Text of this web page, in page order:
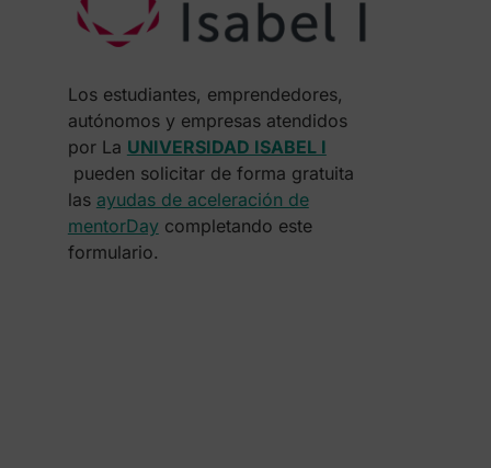
Los estudiantes, emprendedores,
autónomos y empresas atendidos
por La UNIVERSIDAD ISABEL I
pueden solicitar de forma gratuita
las ayudas de aceleración de
mentorDaycompletando este
formulario.